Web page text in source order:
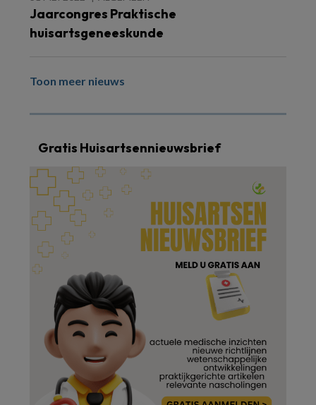
Jaarcongres Praktische
huisartsgeneeskunde
Toon meer nieuws
Gratis Huisartsennieuwsbrief